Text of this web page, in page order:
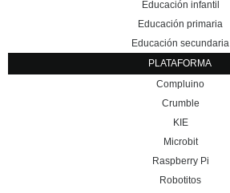
Educación infantil
Educación primaria
Educación secundaria
PLATAFORMA
Compluino
Crumble
KIE
Microbit
Raspberry Pi
Robotitos